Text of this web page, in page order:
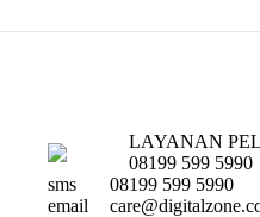
LAYANAN
08199 599 5990
sms
08199 599 5990
email